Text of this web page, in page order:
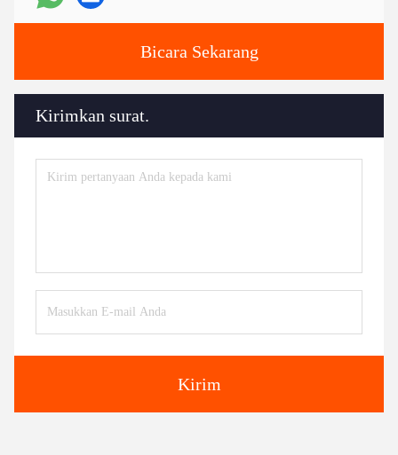
Bicara Sekarang
Kirimkan surat.
Kirim